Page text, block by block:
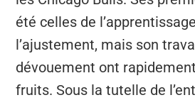
été celles de
l’ajustement, mais son
dévouement ont
fruits. Sous la tutelle de